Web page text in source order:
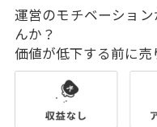
運営のモチベーショ
んか？
価値が低下する前に売